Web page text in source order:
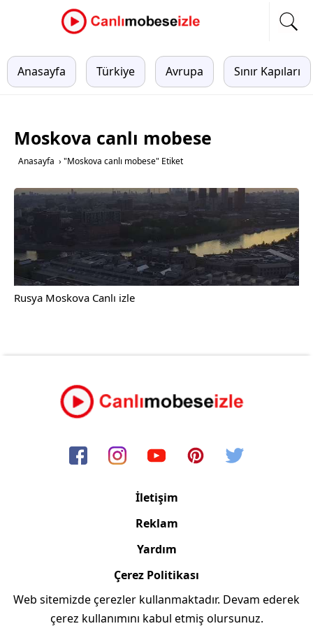
Anasayfa Türkiye Avrupa Sınır Kapıları
Moskova canlı mobese
Anasayfa › "Moskova canlı mobese" Etiket
Rusya Moskova Canlı izle
İletişim
Reklam
Yardım
Çerez Politikası
Copyright © 2006/2024 Canlimobeseizle.com
Web sitemizde çerezler kullanmaktadır. Devam ederek
çerez kullanımını kabul etmiş olursunuz.